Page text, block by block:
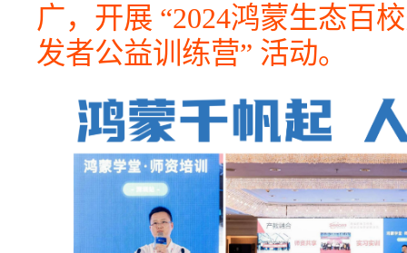
广，开展 “2024鸿蒙生态百
发者公益训练营” 活动。